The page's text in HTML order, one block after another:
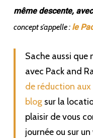
même descente,
concept s’appelle : le
Sache aussi que
avec Pack and
de réduction
blog sur la
plaisir de vous
journée ou sur